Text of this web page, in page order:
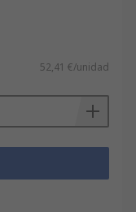
52,41 €/unidad